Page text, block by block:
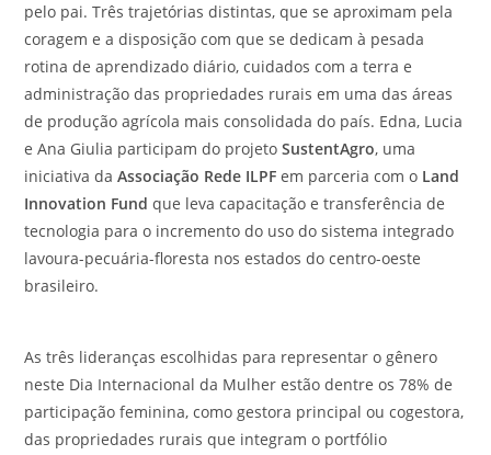
pelo pai. Três trajetórias distintas, que se aproximam pela
coragem e a disposição com que se dedicam à pesada
rotina de aprendizado diário, cuidados com a terra e
administração das propriedades rurais em uma das áreas
de produção agrícola mais consolidada do país. Edna, Lucia
e Ana Giulia participam do projetoSustentAgro, uma
iniciativa daAssociação Rede ILPF em parceria com o Land
Innovation Fund que leva capacitação e transferência de
tecnologia para o incremento do uso do sistema integrado
lavoura-pecuária-floresta nos estados do centro-oeste
brasileiro.
As três lideranças escolhidas para representar o gênero
neste Dia Internacional da Mulher estão dentre os 78% de
participação feminina, como gestora principal ou cogestora,
das propriedades rurais que integram o portfólio